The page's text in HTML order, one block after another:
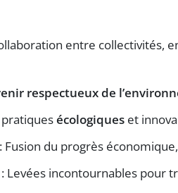
entre collectivités,
respectueux de
écologiques et
: Fusion du progrès
: Levées incontournables pour